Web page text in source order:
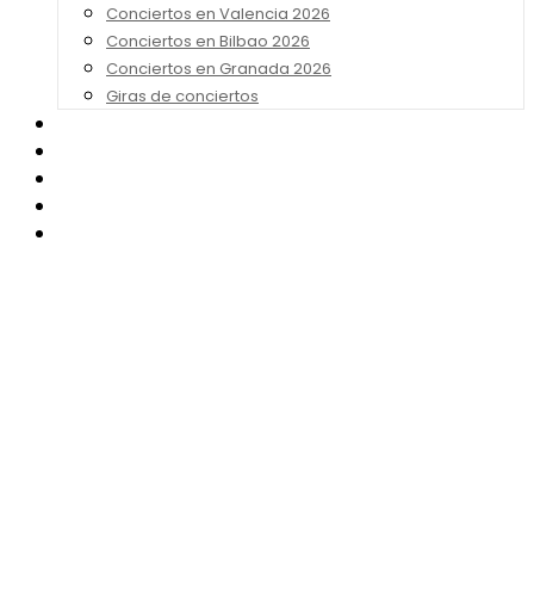
Conciertos en Valencia 2026
Conciertos en Bilbao 2026
Conciertos en Granada 2026
Giras de conciertos